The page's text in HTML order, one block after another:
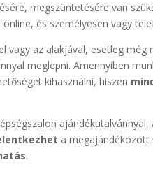
megszüntetésére van
és személyesen vagy
vagy az alakjával, esetleg
meglepni. Amennyiben
kihasználni, hiszen
a megajándékozott
.